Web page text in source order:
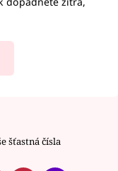
šťastná čísla